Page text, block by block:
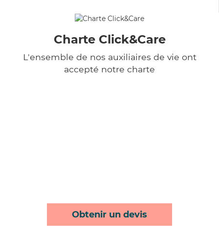
Charte Click&Care
L'ensemble de nos auxiliaires de vie ont
accepté notre charte
Obtenir un devis